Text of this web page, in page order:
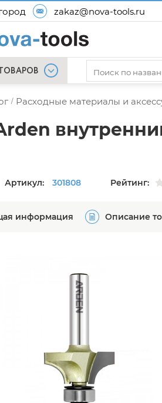
zakaz@nova-tools.ru
/ Расходные материалы и
Артикул: 301808 Рейтинг:
информация Описание